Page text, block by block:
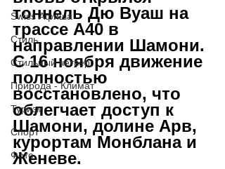
Swiss Афиша
Стиль
Стильный четверг
Природа - Климат
Туризм
Спорт
Фото
тоннель Дю Вуаш на
трассе A40 в
направлении Шамони.
С 16 ноября движение
полностью
восстановлено, что
облегчает доступ к
Шамони, долине Арв,
курортам Монблана и
Женеве.